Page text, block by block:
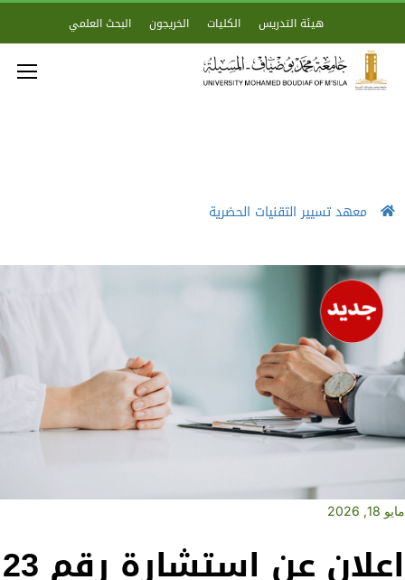
هيئة التدريس الكليات الخريجون البحث العلمي
معهد تسيير التقنيات الحضرية
مايو 18, 2026
اعلان عن استشارة رقم 23